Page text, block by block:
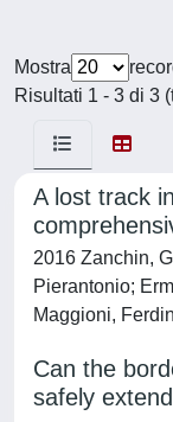
Mostra
Risultati 1 - 3 di 3
A lost track
2016 Zanchin,
Pierantonio;
Maggioni,
Can the
safely